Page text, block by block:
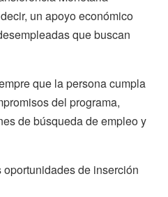
un apoyo económico
que buscan
que la persona cumpla
del programa,
de búsqueda de empleo y
de inserción